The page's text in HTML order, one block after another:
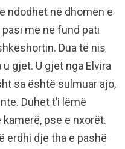
ndodhet në dhomën e
më në fund pati
Dua të nis
gjet. U gjet nga Elvira
sa është sulmuar ajo,
Duhet t’i lëmë
pse e nxorët.
erdhi dje tha e pashë